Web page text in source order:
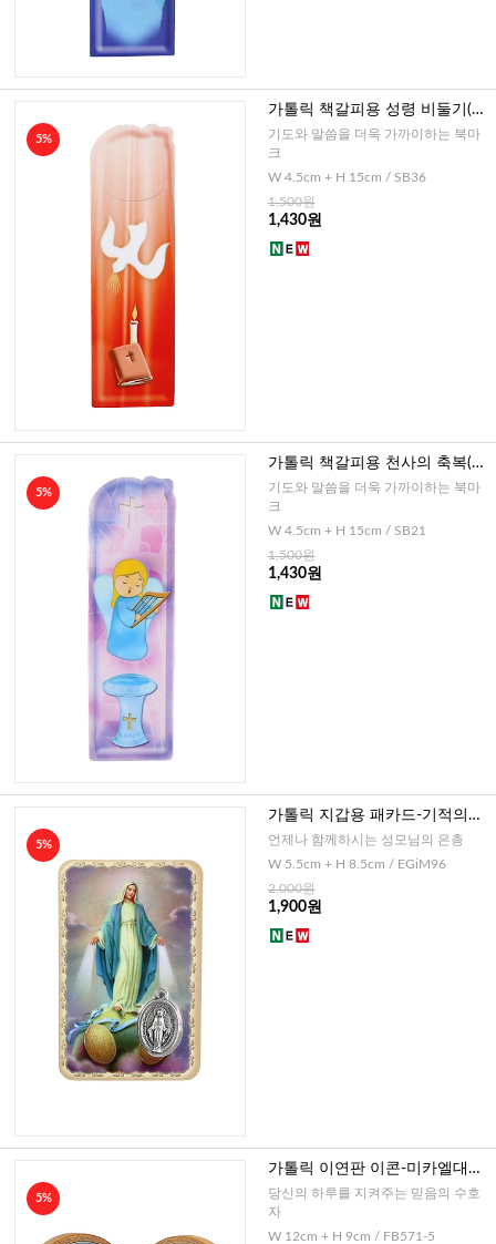
5%
가톨릭 책갈피용 성령 비둘기(이
태리)
기도와 말씀을 더욱 가까이하는 북마
크
W 4.5cm + H 15cm / SB36
1,500원
1,430원
5%
가톨릭 책갈피용 천사의 축복(이
태리)
기도와 말씀을 더욱 가까이하는 북마
크
W 4.5cm + H 15cm / SB21
1,500원
1,430원
5%
가톨릭 지갑용 패카드-기적의성
모님(이태리)
언제나 함께하시는 성모님의 은총
W 5.5cm + H 8.5cm / EGiM96
2,000원
1,900원
5%
가톨릭 이연판 이콘-미카엘대천
사+기도문(이태리)
당신의 하루를 지켜주는 믿음의 수호
자
W 12cm + H 9cm / FB571-5